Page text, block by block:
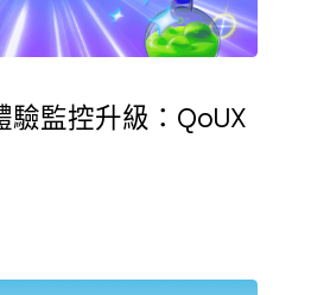
驗監控升級：QoUX